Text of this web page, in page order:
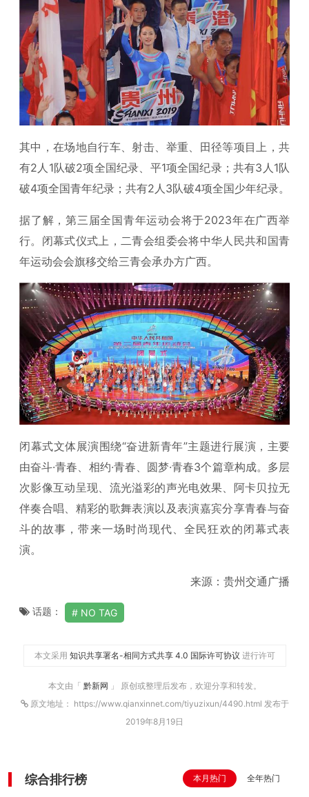
其中，在场地自行车、射击、举重、田径等项目上，共
有2人1队破2项全国纪录、平1项全国纪录；共有3人1队
破4项全国青年纪录；共有2人3队破4项全国少年纪录。
据了解，第三届全国青年运动会将于2023年在广西举
行。闭幕式仪式上，二青会组委会将中华人民共和国青
年运动会会旗移交给三青会承办方广西。
闭幕式文体展演围绕“奋进新青年”主题进行展演，主要
由奋斗·青春、相约·青春、圆梦·青春3个篇章构成。多层
次影像互动呈现、流光溢彩的声光电效果、阿卡贝拉无
伴奏合唱、精彩的歌舞表演以及表演嘉宾分享青春与奋
斗的故事，带来一场时尚现代、全民狂欢的闭幕式表
演。
来源：贵州交通广播
话题： NO TAG
本文采用 知识共享署名-相同方式共享 4.0 国际许可协议 进行许可
本文由「 黔新网 」 原创或整理后发布，欢迎分享和转发。
原文地址： https://www.qianxinnet.com/tiyuzixun/4490.html 发布于
2019年8月19日
综合排行榜 本月热门 全年热门